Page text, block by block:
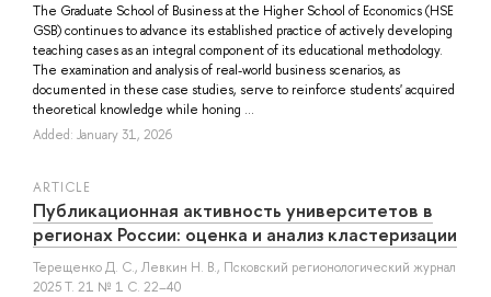
The Graduate School of Business at the Higher School of Economics (HSE
GSB) continues to advance its established practice of actively developing
teaching cases as an integral component of its educational methodology.
The examination and analysis of real-world business scenarios, as
documented in these case studies, serve to reinforce students' acquired
theoretical knowledge while honing ...
Added: January 31, 2026
ARTICLE
Публикационная активность университетов в
регионах России: оценка и анализ кластеризации
Терещенко Д. С., Левкин Н. В., Псковский регионологический журнал
2025 Т. 21 № 1 С. 22–40